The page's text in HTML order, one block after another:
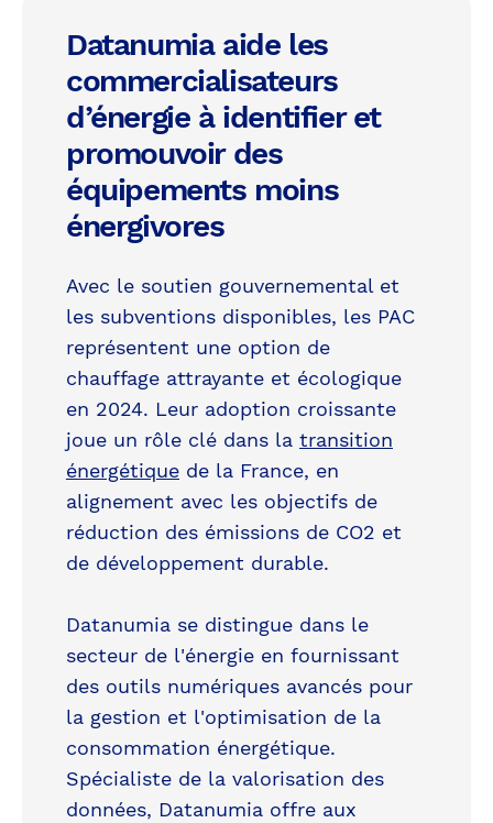
Datanumia aide les
commercialisateurs
d’énergie à identifier et
promouvoir des
équipements moins
énergivores
Avec le soutien gouvernemental et
les subventions disponibles, les PAC
représentent une option de
chauffage attrayante et écologique
en 2024. Leur adoption croissante
joue un rôle clé dans la transition
énergétique de la France, en
alignement avec les objectifs de
réduction des émissions de CO2 et
de développement durable.
Datanumia se distingue dans le
secteur de l'énergie en fournissant
des outils numériques avancés pour
la gestion et l'optimisation de la
consommation énergétique.
Spécialiste de la valorisation des
données, Datanumia offre aux